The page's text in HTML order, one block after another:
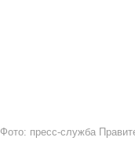
Фото: пресс-служба